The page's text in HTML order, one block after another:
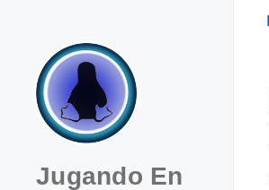
Jugando En